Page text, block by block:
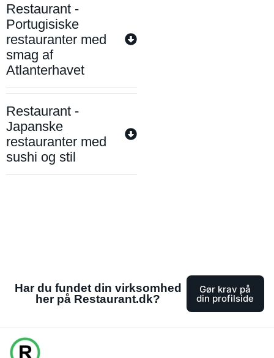
Restaurant -
Portugisiske
restauranter med
smag af
Atlanterhavet
Restaurant -
Japanske
restauranter med
sushi og stil
Har du fundet din virksomhed
her på Restaurant.dk?
Gør krav på
din profilside